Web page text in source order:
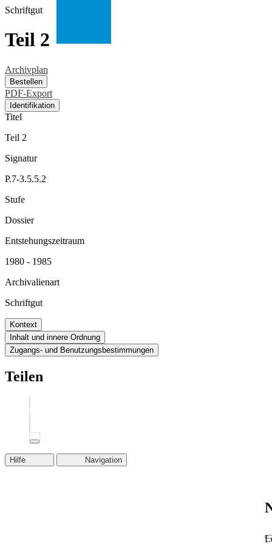
Schriftgut
Teil 2
Archivplan
Bestellen
PDF-Export
Identifikation
Titel
Teil 2
Signatur
P.7-3.5.5.2
Stufe
Dossier
Entstehungszeitraum
1980 - 1985
Archivalienart
Schriftgut
Kontext
Inhalt und innere Ordnung
Zugangs- und Benutzungsbestimmungen
Teilen
Hilfe Navigation